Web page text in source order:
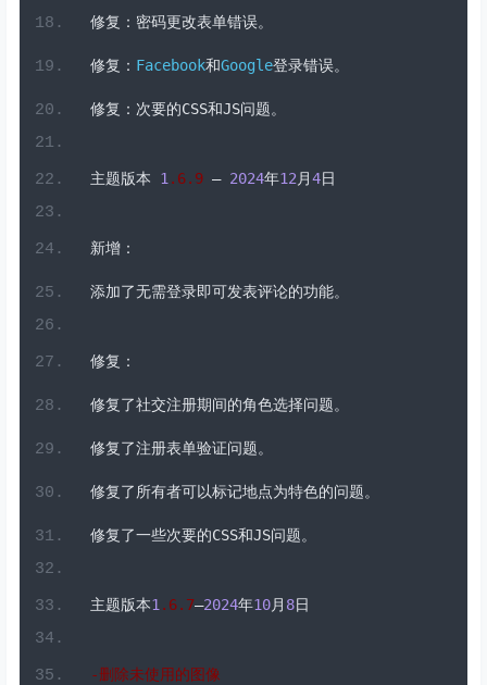
修复：密码更改表单错误。
修复： Facebook和Google登录错误。
修复：次要的CSS和JS问题。
主题版本 1 .6. 9 – 2024年12 月4日
新增：
添加了无需登录即可发表评论的功能。
修复：
修复了社交注册期间的角色选择问题。
修复了注册表单验证问题。
修复了所有者可以标记地点为特色的问题。
修复了一些次要的CSS和JS问题。
主题版本1 .6. 7–2024年10月 8日
-删除未使用的图像